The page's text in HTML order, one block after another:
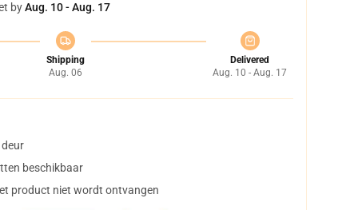
byAug. 10 - Aug. 17
Shipping
Aug. 06
Delivered
Aug. 10 - Aug. 17
beschikbaar
product niet wordt ontvangen